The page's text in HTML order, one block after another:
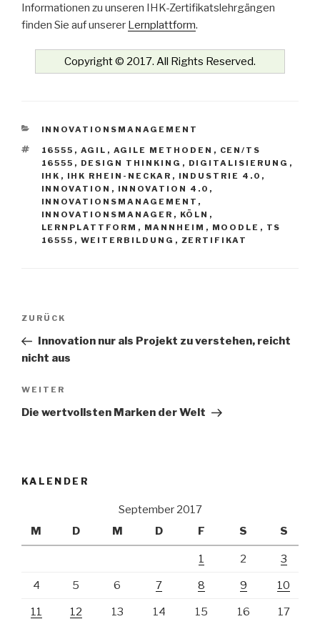
Informationen zu unseren IHK-Zertifikatslehrgängen
finden Sie auf unserer Lernplattform.
Copyright © 2017. All Rights Reserved.
KATEGORIEN
INNOVATIONSMANAGEMENT
SCHLAGWÖRTER
16555 , AGIL , AGILE METHODEN , CEN/TS
16555 , DESIGN THINKING , DIGITALISIERUNG ,
IHK , IHK RHEIN-NECKAR , INDUSTRIE 4.0 ,
INNOVATION , INNOVATION 4.0 ,
INNOVATIONSMANAGEMENT ,
INNOVATIONSMANAGER , KÖLN ,
LERNPLATTFORM , MANNHEIM , MOODLE , TS
16555 , WEITERBILDUNG , ZERTIFIKAT
Beitrags-
Vorheriger
Beitrag
ZURÜCK
Innovation nur als Projekt zu verstehen, reicht
nicht aus
Nächster
Beitrag
WEITER
Die wertvollsten Marken der Welt
KALENDER
September 2017
M
D M D F S S
1 2 3
4 5 6 7 8 9 10
11 12 13 14 15 16 17